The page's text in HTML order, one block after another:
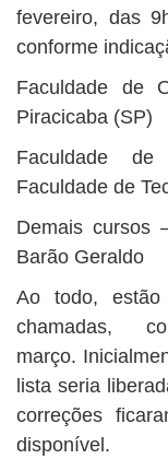
fevereiro, das
conforme
Faculdade de
Piracicaba (SP)
Faculdade
Faculdade de
Demais cursos
Barão Geraldo
Ao todo,
chamadas,
março.
lista seria
correções
disponível.